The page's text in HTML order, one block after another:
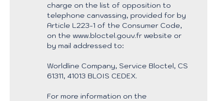
charge on the list of opposition to
telephone canvassing, provided for by
Article L223-1 of the Consumer Code,
on the www.bloctel.gouv.fr website or
by mail addressed to:
Worldline Company, Service Bloctel, CS
61311, 41013 BLOIS CEDEX.
For more information on the